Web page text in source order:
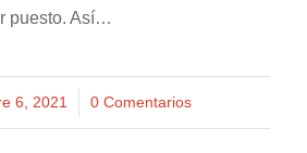
puesto. Así…
6, 2021
/ 0 Comentarios